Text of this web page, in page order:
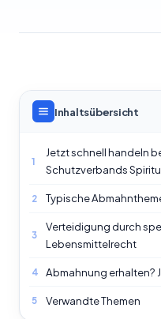
Inhaltsübersicht
1
Jetzt schnell handeln
Schutzverbands
2 Typische
3
Verteidigung durch
Lebensmittelrecht
4 Abmahnung erhalten?
5 Verwandte Themen